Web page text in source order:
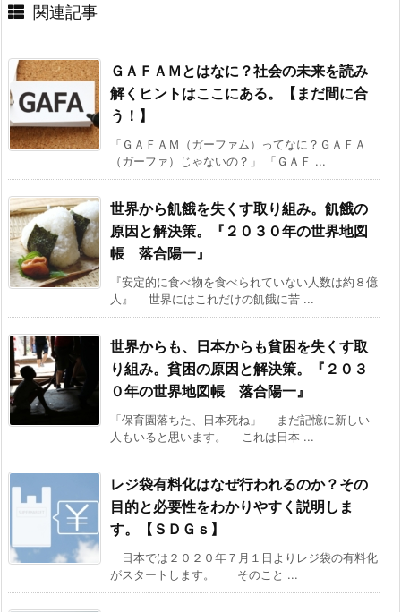
関連記事
ＧＡＦＡＭとはなに？社会の未来を読み
解くヒントはここにある。【まだ間に合
う！】
「ＧＡＦＡＭ（ガーファム）ってなに？ＧＡＦＡ
（ガーファ）じゃないの？」 「ＧＡＦ ...
世界から飢餓を失くす取り組み。飢餓の
原因と解決策。『２０３０年の世界地図
帳 落合陽一』
『安定的に食べ物を食べられていない人数は約８億
人』 世界にはこれだけの飢餓に苦 ...
世界からも、日本からも貧困を失くす取
り組み。貧困の原因と解決策。『２０３
０年の世界地図帳 落合陽一』
「保育園落ちた、日本死ね」 まだ記憶に新しい
人もいると思います。 これは日本 ...
レジ袋有料化はなぜ行われるのか？その
目的と必要性をわかりやすく説明しま
す。【ＳＤＧｓ】
日本では２０２０年７月１日よりレジ袋の有料化
がスタートします。 そのこと ...